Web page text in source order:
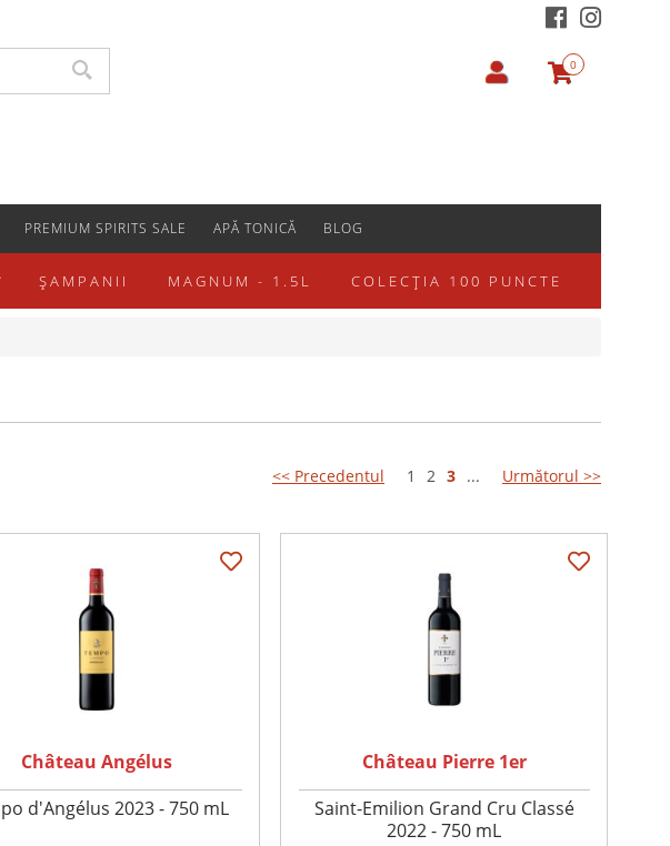
0
PREMIUM SPIRITS SALE APĂ TONICĂ BLOG
ŞAMPANII MAGNUM - 1.5L COLECȚIA 100 PUNCTE
<< Precedentul 1 2 3 ... Următorul >>
Château Angélus
d'Angélus 2023 - 750 mL
Château Pierre 1er
Saint-Emilion Grand Cru Classé
2022 - 750 mL